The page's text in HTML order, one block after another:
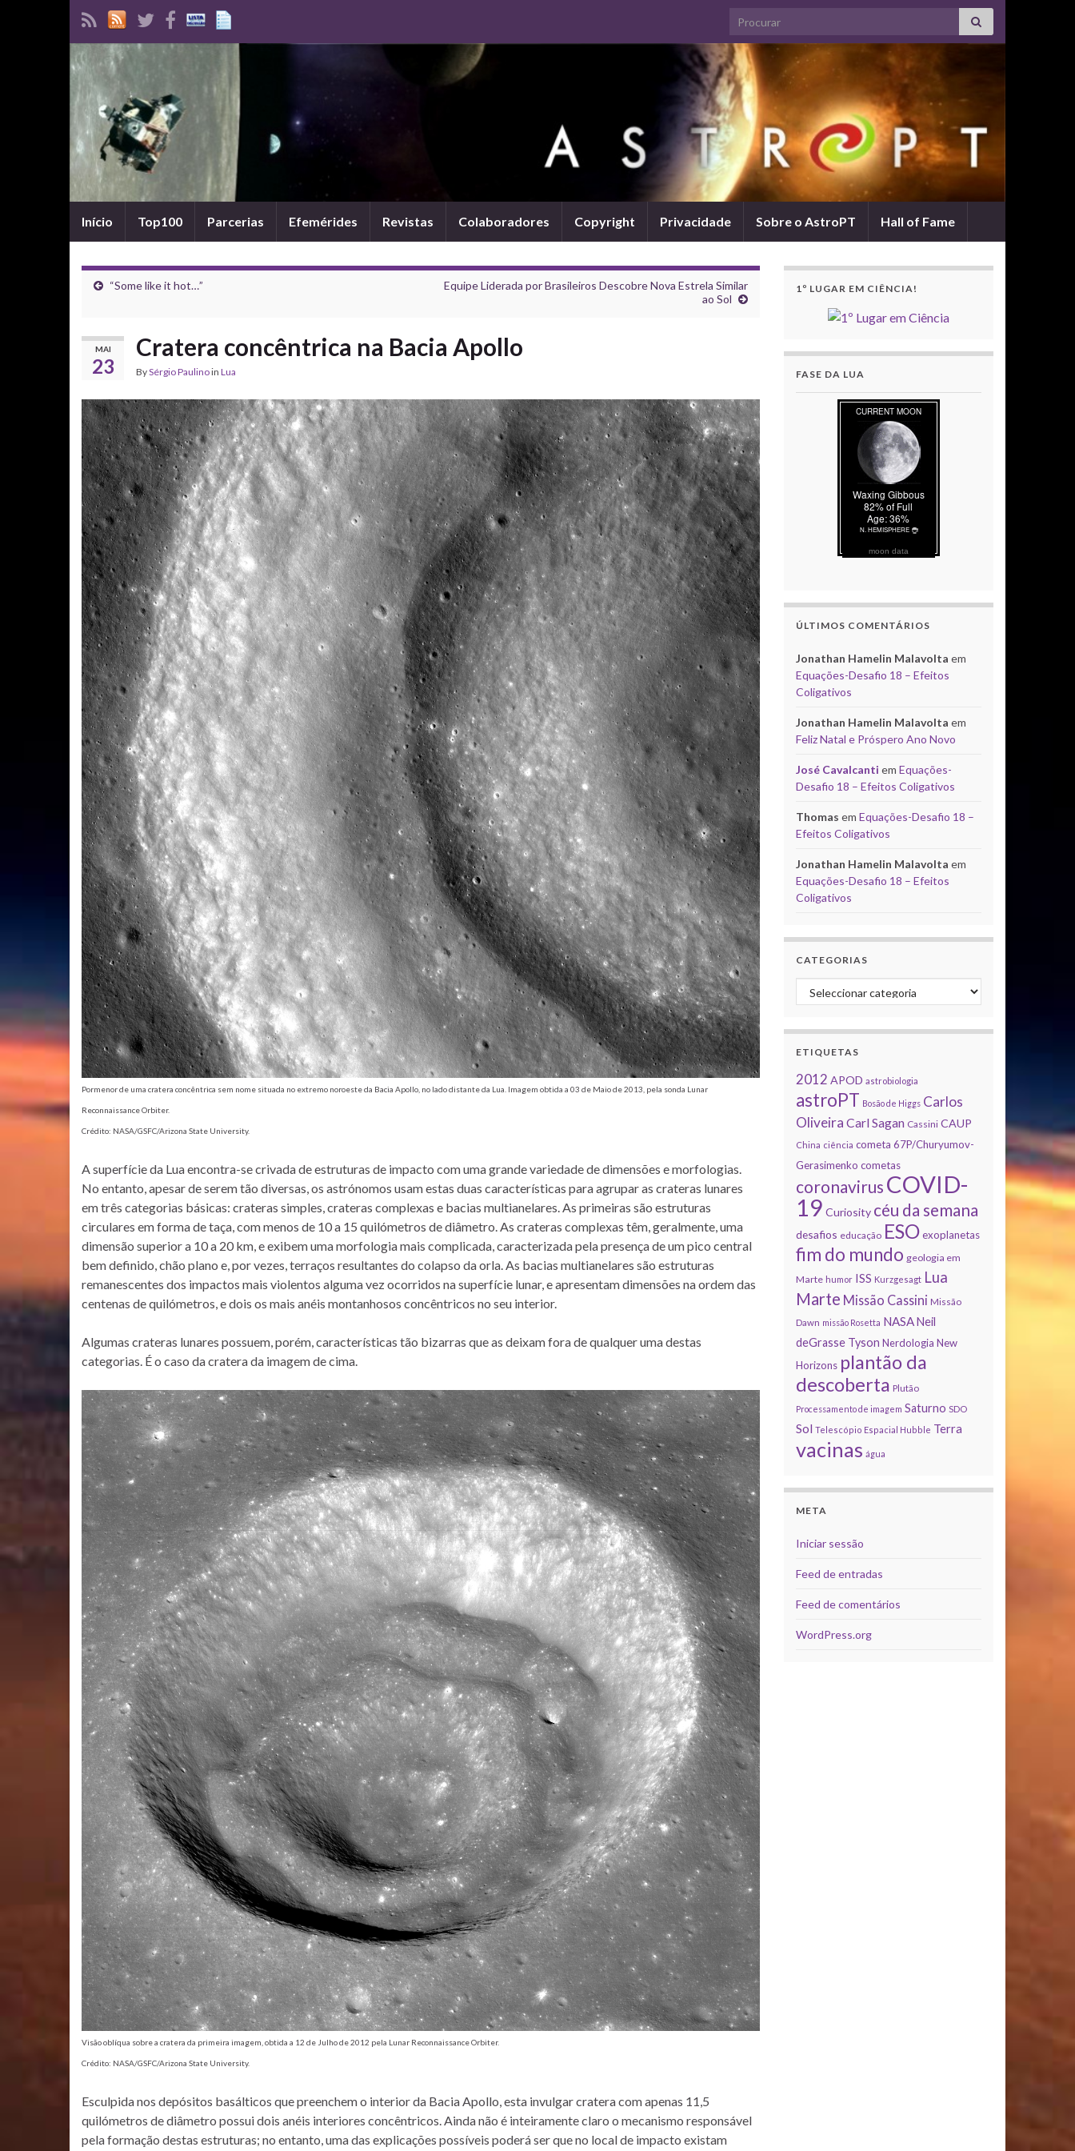
Search for:
Início Top100 Parcerias Efemérides Revistas Colaboradores Copyright Privacidade Sobre o AstroPT Hall of Fame
“Some like it hot…”
Equipe Liderada por Brasileiros Descobre Nova Estrela Similar
ao Sol
MAI
23
Cratera concêntrica na Bacia Apollo
BySérgio Paulinoin Lua
Pormenor de uma cratera concêntrica sem nome situada no extremo noroeste da Bacia Apollo, no lado distante da Lua. Imagem obtida a 03 de Maio de 2013, pela sonda Lunar
Reconnaissance Orbiter.
Crédito: NASA/GSFC/Arizona State University.
A superfície da Lua encontra-se crivada de estruturas de impacto com uma grande variedade de dimensões e morfologias.
No entanto, apesar de serem tão diversas, os astrónomos usam estas duas características para agrupar as crateras lunares
em três categorias básicas: crateras simples, crateras complexas e bacias multianelares. As primeiras são estruturas
circulares em forma de taça, com menos de 10 a 15 quilómetros de diâmetro. As crateras complexas têm, geralmente, uma
dimensão superior a 10 a 20 km, e exibem uma morfologia mais complicada, caracterizada pela presença de um pico central
bem definido, chão plano e, por vezes, terraços resultantes do colapso da orla. As bacias multianelares são estruturas
remanescentes dos impactos mais violentos alguma vez ocorridos na superfície lunar, e apresentam dimensões na ordem das
centenas de quilómetros, e dois os mais anéis montanhosos concêntricos no seu interior.
Algumas crateras lunares possuem, porém, características tão bizarras que as deixam fora de qualquer uma destas
categorias. É o caso da cratera da imagem de cima.
Visão oblíqua sobre a cratera da primeira imagem, obtida a 12 de Julho de 2012 pela Lunar Reconnaissance Orbiter.
Crédito: NASA/GSFC/Arizona State University.
Esculpida nos depósitos basálticos que preenchem o interior da Bacia Apollo, esta invulgar cratera com apenas 11,5
quilómetros de diâmetro possui dois anéis interiores concêntricos. Ainda não é inteiramente claro o mecanismo responsável
pela formação destas estruturas; no entanto, uma das explicações possíveis poderá ser que no local de impacto existam
1º LUGAR EM CIÊNCIA!
FASE DA LUA
moon data
ÚLTIMOS COMENTÁRIOS
Jonathan Hamelin Malavolta em
Equações-Desafio 18 – Efeitos
Coligativos
Jonathan Hamelin Malavolta em
Feliz Natal e Próspero Ano Novo
José Cavalcanti em Equações-
Desafio 18 – Efeitos Coligativos
Thomas em Equações-Desafio 18 –
Efeitos Coligativos
Jonathan Hamelin Malavolta em
Equações-Desafio 18 – Efeitos
Coligativos
CATEGORIAS
Categorias
ETIQUETAS
2012 APOD astrobiologia
astroPT Bosão de Higgs Carlos
Oliveira Carl Sagan Cassini CAUP
China ciência cometa 67P/Churyumov-
Gerasimenko cometas
coronavirus COVID-
19 Curiosity céu da semana
desafios educação ESO exoplanetas
fim do mundo geologia em
Marte humor ISS Kurzgesagt Lua
Marte Missão Cassini Missão
Dawn missão Rosetta NASA Neil
deGrasse Tyson Nerdologia New
Horizons plantão da
descoberta Plutão
Processamento de imagem Saturno SDO
Sol Telescópio Espacial Hubble Terra
vacinas água
META
Iniciar sessão
Feed de entradas
Feed de comentários
WordPress.org